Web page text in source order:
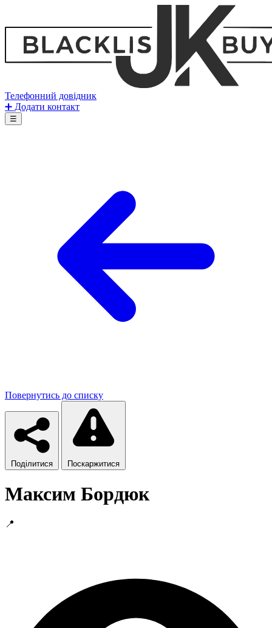
Телефонний довідник
➕ Додати контакт
☰
Повернутись до списку
Поділитися Поскаржитися
Максим Бордюк
📍